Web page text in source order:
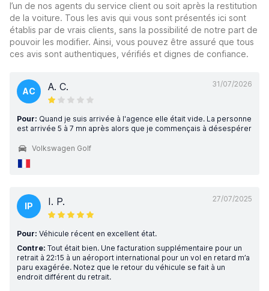
l’un de nos agents du service client ou soit après la restitution
de la voiture. Tous les avis qui vous sont présentés ici sont
établis par de vrais clients, sans la possibilité de notre part de
pouvoir les modifier. Ainsi, vous pouvez être assuré que tous
ces avis sont authentiques, vérifiés et dignes de confiance.
31/07/2026
AC A. C.
Pour: Quand je suis arrivée à l'agence elle était vide. La personne
est arrivée 5 à 7 mn après alors que je commençais à désespérer
Volkswagen Golf
27/07/2025
IP I. P.
Pour: Véhicule récent en excellent état.
Contre: Tout était bien. Une facturation supplémentaire pour un
retrait à 22:15 à un aéroport international pour un vol en retard m’a
paru exagérée. Notez que le retour du véhicule se fait à un
endroit différent du retrait.